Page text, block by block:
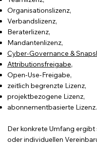
Organisationslizenz,
Verbandslizenz,
Beraterlizenz,
Mandantenlizenz,
Cyber-Governance &
Attributionsfreigabe,
Open-Use-Freigabe,
zeitlich begrenzte Lizenz,
projektbezogene Lizenz,
abonnementbasierte Lizenz.
Der konkrete Umfang
oder individuellen